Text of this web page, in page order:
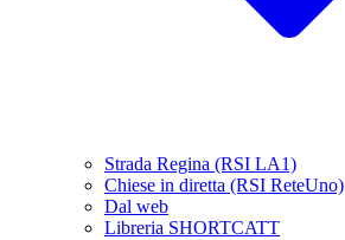
Strada Regina (RSI LA1)
Chiese in diretta (RSI ReteUno)
Dal web
Libreria SHORTCATT